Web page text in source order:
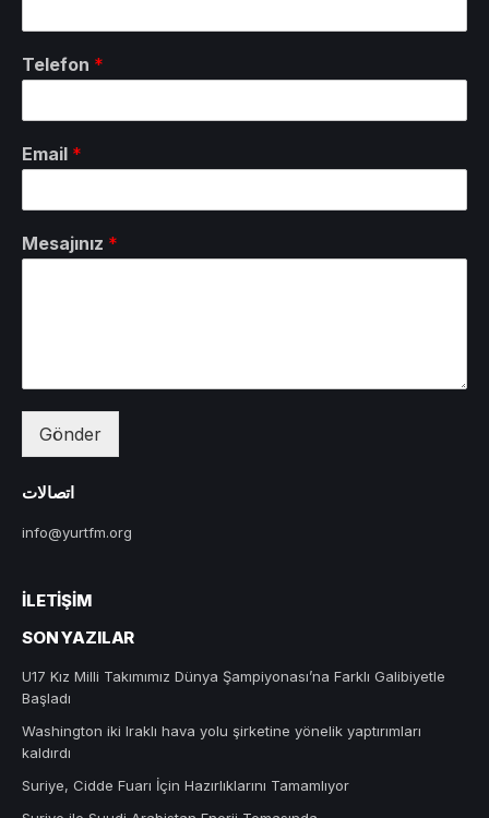
Telefon *
Email *
Mesajınız *
Gönder
اتصالات
info@yurtfm.org
İLETIŞIM
SON YAZILAR
U17 Kız Milli Takımımız Dünya Şampiyonası’na Farklı Galibiyetle
Başladı
Washington iki Iraklı hava yolu şirketine yönelik yaptırımları
kaldırdı
Suriye, Cidde Fuarı İçin Hazırlıklarını Tamamlıyor